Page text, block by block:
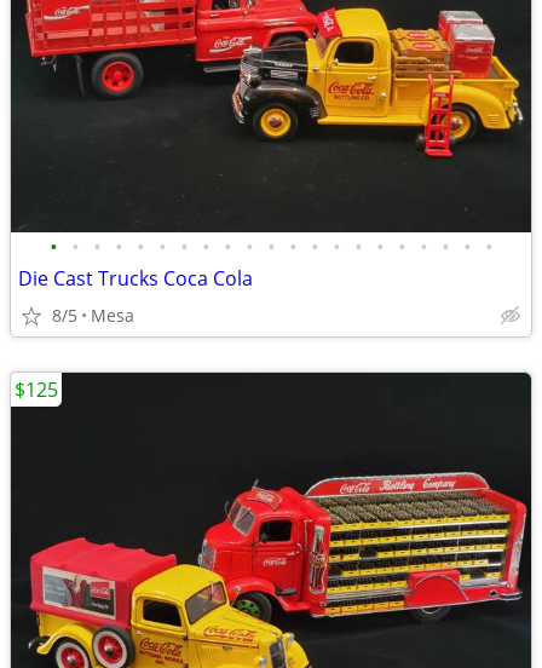
• • • • • • • • • • • • • • • • • • • • •
Die Cast Trucks Coca Cola
8/5 Mesa
$125